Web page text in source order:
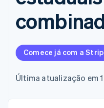
flexíveis de IU
pagamento
Acesso a mais
Terminal
Pagamentos
Authorization
Boost
de aceitação
de
Gestão
Por setor
Ofereça
uso
Plano de
produto
Carreiras
Sala de
Comece já com a
Última atualização em